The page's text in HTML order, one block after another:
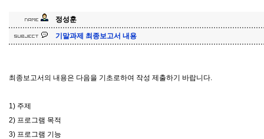
정성훈
기말과제 최종보고서 내용
최종보고서의 내용은 다음을 기초로하여 작성 제출하기 바랍니다.
1) 주제
2) 프로그램 목적
3) 프로그램 기능